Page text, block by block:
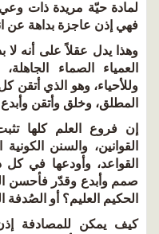
لمادة حيّة مريدة ذات
فهي إذن عاجزة بداهة عن
وهذا يدل عقلاً على أنه
العمياء الصماء
وللأحياء، وهو الذي
المطلق، وخلق وأتقن
إن فروع العلم كلها
القوانين، والسنن
القواعد، وأودعها في
صمم وأبدع وقدّر فأحسن
الحكيم العليم؟ أو الصُدفة
كيف يمكن للمصادفة